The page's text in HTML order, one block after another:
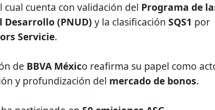
cual cuenta con validación del Programa de
(PNUD) y la clasificación SQS1 por
Servicie.
de BBVA México reafirma su papel como
y profundización del mercado de bonos.